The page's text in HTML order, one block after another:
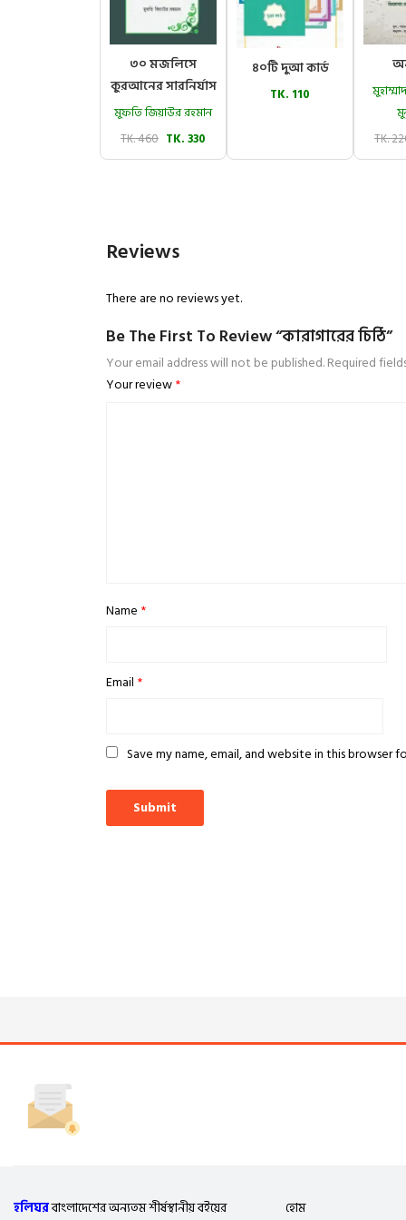
৩০ মজলিসে
কুরআনের সারনির্যাস
মুফতি জিয়াউর রহমান
TK. 460 TK. 330
৪০টি দুআ কার্ড
TK. 110
TK.
Reviews
There are no reviews yet.
Be The First To Review “কারাগারের চিঠি”
Your email address will not be published.Required
Your review*
Name *
Email *
Save my name, email, and website in this browser
হলিঘরবাংলাদেশের অন্যতম শীর্ষস্থানীয় বইয়ের
হোম